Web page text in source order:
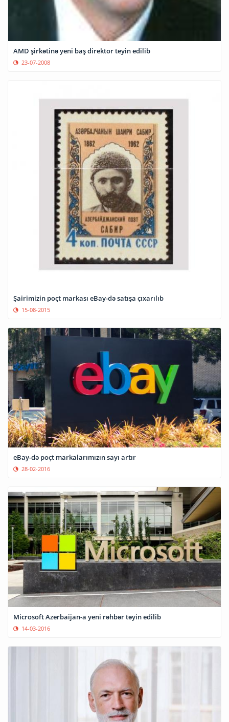
AMD şirkətinə yeni baş direktor teyin edilib
23-07-2008
Şairimizin poçt markası eBay-də satışa çıxarılıb
15-08-2015
eBay-də poçt markalarımızın sayı artır
28-02-2016
Microsoft Azerbaijan-a yeni rəhbər təyin edilib
14-03-2016